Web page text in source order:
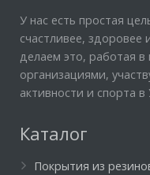
У нас есть простая
счастливее,
делаем это, работая в
организациями,
активности и спорта в
Каталог
Покрытия из